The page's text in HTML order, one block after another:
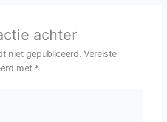
achter
niet gepubliceerd. Vereiste
met *